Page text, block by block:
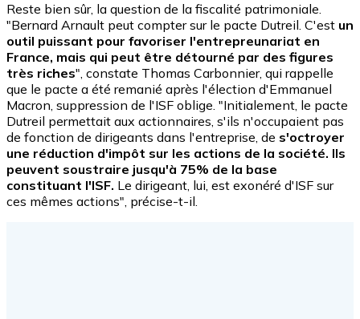
Reste bien sûr, la question de la fiscalité patrimoniale.
"Bernard Arnault peut compter sur le pacte Dutreil. C'est un
outil puissant pour favoriser l'entrepreunariat en
France, mais qui peut être détourné par des figures
très riches", constate Thomas Carbonnier, qui rappelle
que le pacte a été remanié après l'élection d'Emmanuel
Macron, suppression de l'ISF oblige. "Initialement, le pacte
Dutreil permettait aux actionnaires, s'ils n'occupaient pas
de fonction de dirigeants dans l'entreprise, de s'octroyer
une réduction d'impôt sur les actions de la société. Ils
peuvent soustraire jusqu'à 75% de la base
constituant l'ISF. Le dirigeant, lui, est exonéré d'ISF sur
ces mêmes actions", précise-t-il.